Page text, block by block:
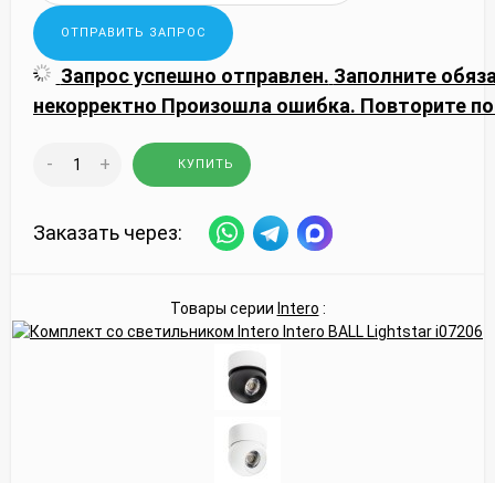
Запрос успешно отправлен. Заполните
некорректно Произошла ошибка. Повторите
- + КУПИТЬ
Заказать через:
Товары серии Intero :